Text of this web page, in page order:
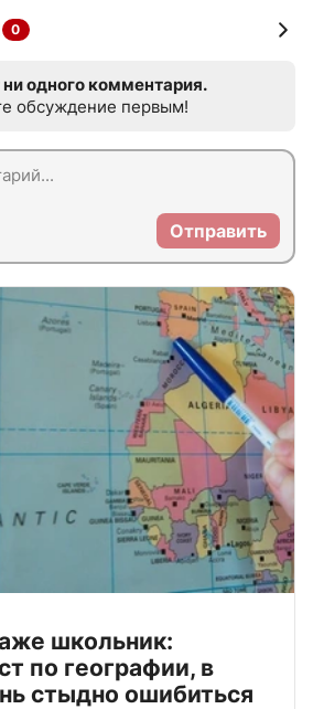
0
ни одного комментария.
обсуждение первым!
Отправить
школьник:
по географии, в
стыдно ошибиться